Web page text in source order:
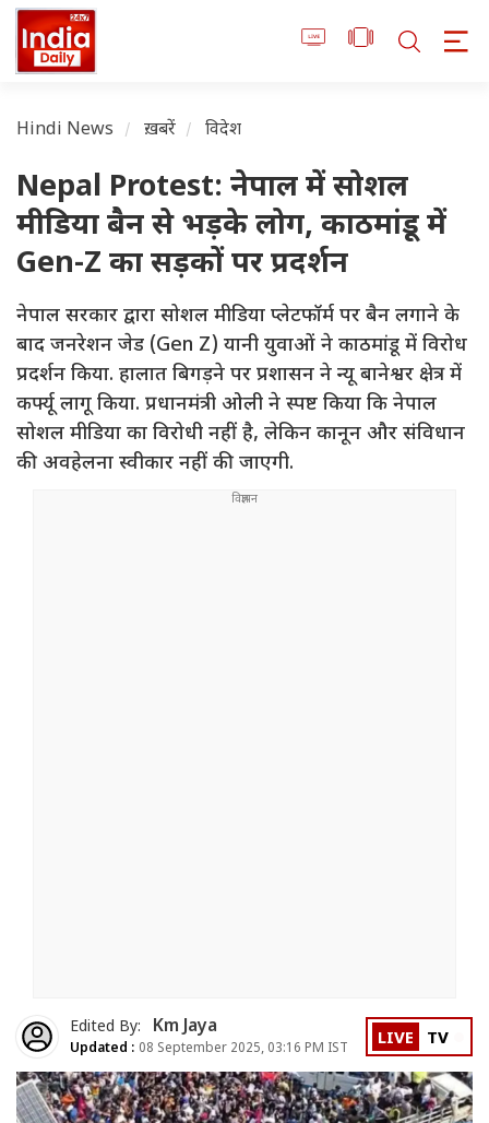
Hindi News ख़बरें विदेश
Nepal Protest: नेपाल में सोशल
मीडिया बैन से भड़के लोग, काठमांडू में
Gen-Z का सड़कों पर प्रदर्शन
नेपाल सरकार द्वारा सोशल मीडिया प्लेटफॉर्म पर बैन लगाने के
बाद जनरेशन जेड (Gen Z) यानी युवाओं ने काठमांडू में विरोध
प्रदर्शन किया. हालात बिगड़ने पर प्रशासन ने न्यू बानेश्वर क्षेत्र में
कर्फ्यू लागू किया. प्रधानमंत्री ओली ने स्पष्ट किया कि नेपाल
सोशल मीडिया का विरोधी नहीं है, लेकिन कानून और संविधान
की अवहेलना स्वीकार नहीं की जाएगी.
Edited By: Km Jaya
Updated : 08 September 2025, 03:16 PM IST LIVE TV